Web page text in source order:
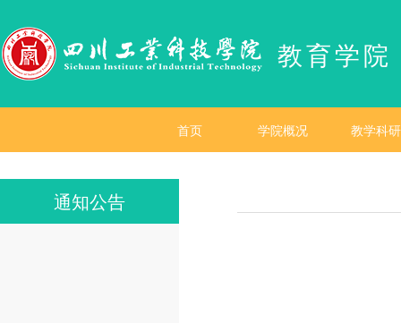
教育学院
首页 学院概况 教学科研
通知公告